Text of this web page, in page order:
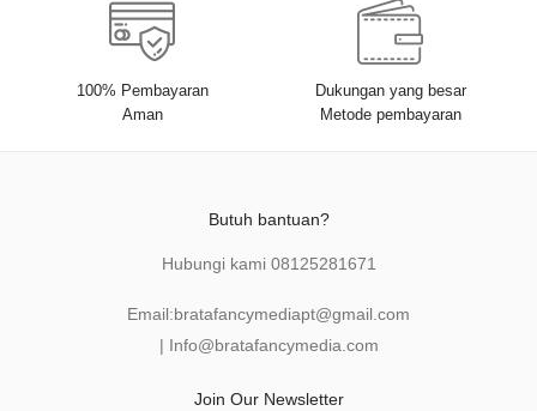
100% Pembayaran
Aman
Dukungan yang besar
Metode pembayaran
Butuh bantuan?
Hubungi kami 08125281671
Email:bratafancymediapt@gmail.com
| Info@bratafancymedia .com
Join Our Newsletter